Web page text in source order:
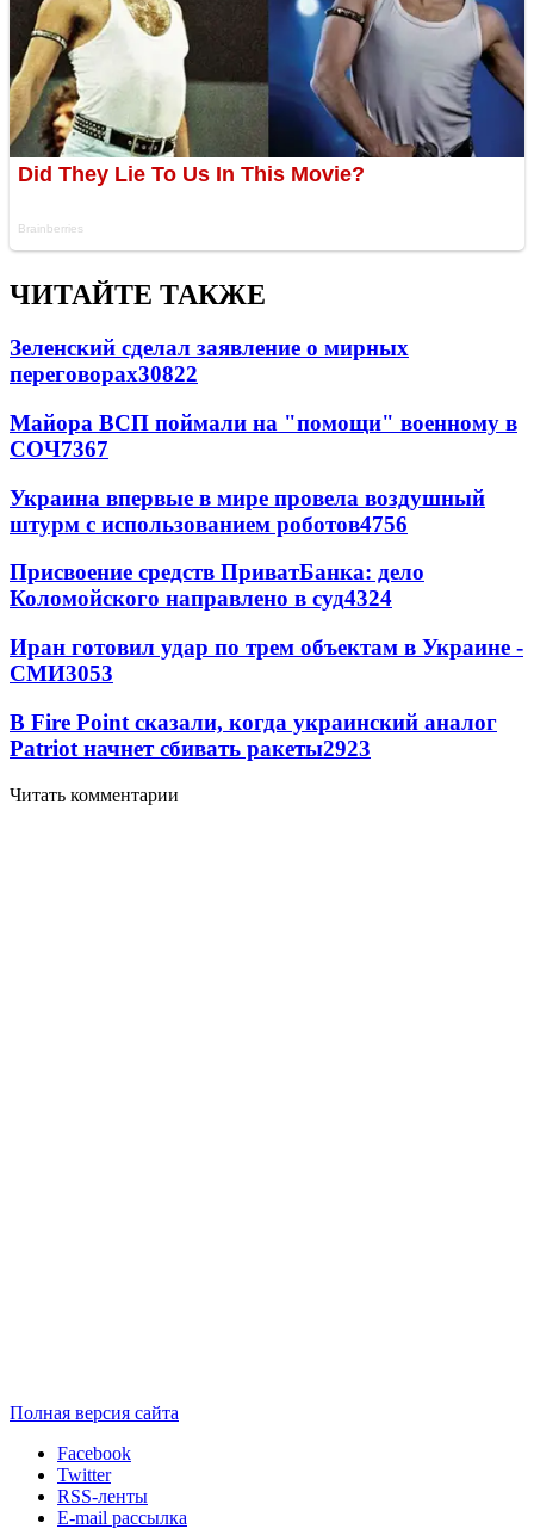
ЧИТАЙТЕ ТАКЖЕ
Зеленский сделал заявление о мирных
переговорах30822
Майора ВСП поймали на "помощи" военному в
СОЧ7367
Украина впервые в мире провела воздушный
штурм с использованием роботов4756
Присвоение средств ПриватБанка: дело
Коломойского направлено в суд4324
Иран готовил удар по трем объектам в Украине -
СМИ3053
В Fire Point сказали, когда украинский аналог
Patriot начнет сбивать ракеты2923
Читать комментарии
Полная версия сайта
Facebook
Twitter
RSS-ленты
E-mail рассылка